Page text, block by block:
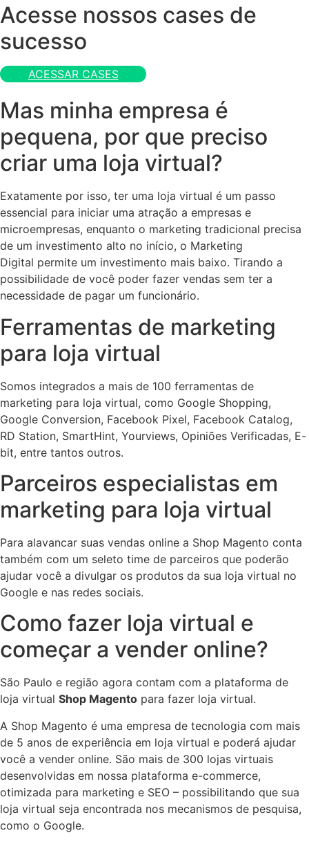
Acesse nossos cases de
sucesso
ACESSAR CASES
Mas minha empresa é
pequena, por que preciso
criar uma loja virtual?
Exatamente por isso, ter uma loja virtual é um passo
essencial para iniciar uma atração a empresas e
microempresas, enquanto o marketing tradicional precisa
de um investimento alto no início, o Marketing
Digital permite um investimento mais baixo. Tirando a
possibilidade de você poder fazer vendas sem ter a
necessidade de pagar um funcionário.
Ferramentas de marketing
para loja virtual
Somos integrados a mais de 100 ferramentas de
marketing para loja virtual, como Google Shopping,
Google Conversion, Facebook Pixel, Facebook Catalog,
RD Station, SmartHint, Yourviews, Opiniões Verificadas, E-
bit, entre tantos outros.
Parceiros especialistas em
marketing para loja virtual
Para alavancar suas vendas online a Shop Magento conta
também com um seleto time de parceiros que poderão
ajudar você a divulgar os produtos da sua loja virtual no
Google e nas redes sociais.
Como fazer loja virtual e
começar a vender online?
São Paulo e região agora contam com a plataforma de
loja virtual Shop Magento para fazer loja virtual.
A Shop Magento é uma empresa de tecnologia com mais
de 5 anos de experiência em loja virtual e poderá ajudar
você a vender online. São mais de 300 lojas virtuais
desenvolvidas em nossa plataforma e-commerce,
otimizada para marketing e SEO – possibilitando que sua
loja virtual seja encontrada nos mecanismos de pesquisa,
como o Google.